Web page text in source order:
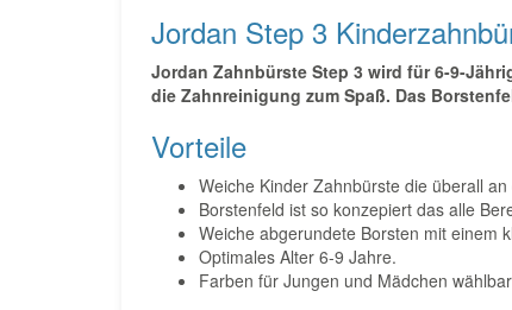
Jordan Step 3
Jordan Zahnbürste Step 3 wird für 6-9-
die Zahnreinigung zum Spaß. Das
Vorteile
Weiche Kinder Zahnbürste die überall
Borstenfeld ist so konzepiert das alle
Weiche abgerundete Borsten mit einem
Optimales Alter 6-9 Jahre.
Farben für Jungen und Mädchen wählbar